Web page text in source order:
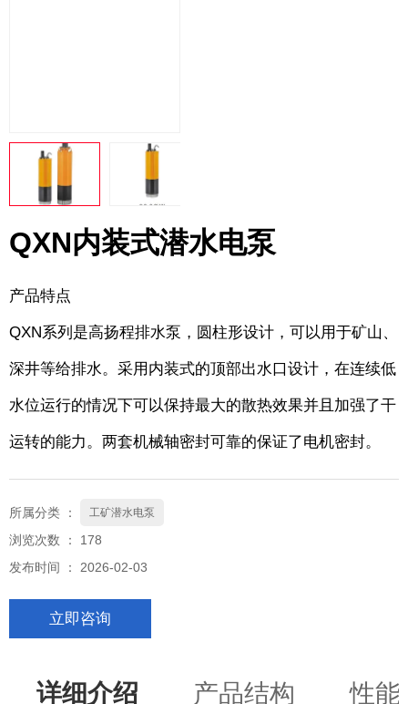
QXN内装式潜水电泵
产品特点
QXN系列是高扬程排水泵，圆柱形设计，可以用于矿山、
深井等给排水。采用内装式的顶部出水口设计，在连续低
水位运行的情况下可以保持最大的散热效果并且加强了干
运转的能力。两套机械轴密封可靠的保证了电机密封。
所属分类 ： 工矿潜水电泵
浏览次数 ： 178
发布时间 ： 2026-02-03
立即咨询
详细介绍 产品结构 性能